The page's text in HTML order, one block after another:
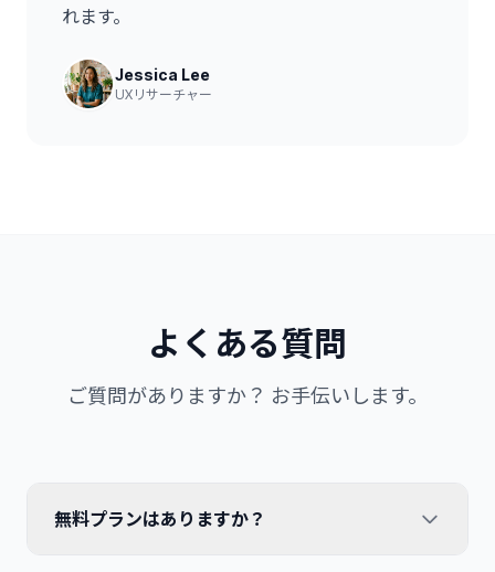
れます。
Jessica Lee
UXリサーチャー
よくある質問
ご質問がありますか？ お手伝いします。
無料プランはありますか？